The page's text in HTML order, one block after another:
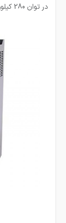
در توان 280 کیلووات دارد.